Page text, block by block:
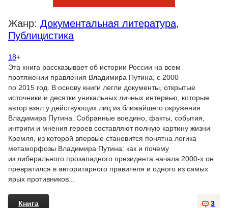
Жанр: Документальная литература,
Публицистика
18+
Эта книга рассказывает об истории России на всем
протяжении правления Владимира Путина, с 2000
по 2015 год. В основу книги легли документы, открытые
источники и десятки уникальных личных интервью, которые
автор взял у действующих лиц из ближайшего окружения
Владимира Путина. Собранные воедино, факты, события,
интриги и мнения героев составляют полную картину жизни
Кремля, из которой впервые становится понятна логика
метаморфозы Владимира Путина: как и почему
из либерального прозападного президента начала 2000-х он
превратился в авторитарного правителя и одного из самых
ярых противников...
3
Книга